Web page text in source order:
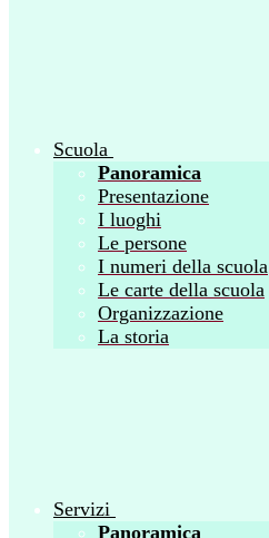
Scuola
Panoramica
Presentazione
I luoghi
Le persone
I numeri della scuola
Le carte della scuola
Organizzazione
La storia
Servizi
Panoramica